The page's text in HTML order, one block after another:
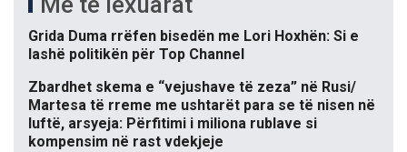
Grida Duma rrëfen bisedën me Lori Hoxhën: Si e
lashë politikën për Top Channel
Zbardhet skema e “vejushave të zeza” në Rusi/
Martesa të rreme me ushtarët para se të nisen në
luftë, arsyeja: Përfitimi i miliona rublave si
kompensim në rast vdekjeje